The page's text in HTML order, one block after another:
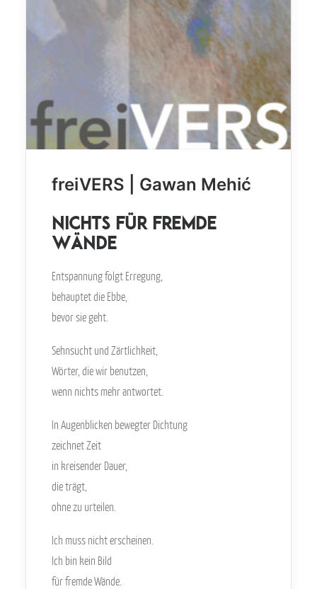
freiVERS | Gawan Mehić
Nichts für fremde
Wände
Entspannung folgt Erregung,
behauptet die Ebbe,
bevor sie geht.
Sehnsucht und Zärtlichkeit,
Wörter, die wir benutzen,
wenn nichts mehr antwortet.
In Augenblicken bewegter Dichtung
zeichnet Zeit
in kreisender Dauer,
die trägt,
ohne zu urteilen.
Ich muss nicht erscheinen.
Ich bin kein Bild
für fremde Wände.